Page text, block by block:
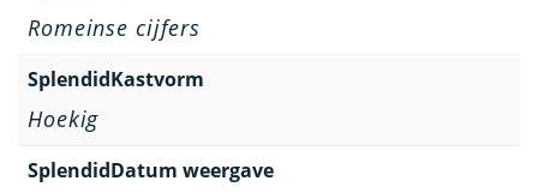
Romeinse cijfers
SplendidKastvorm
Hoekig
SplendidDatum weergave